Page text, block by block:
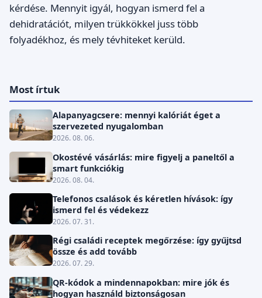
kérdése. Mennyit igyál, hogyan ismerd fel a
dehidratációt, milyen trükkökkel juss több
folyadékhoz, és mely tévhiteket kerüld.
Most írtuk
Alapanyagcsere: mennyi kalóriát éget a
szervezeted nyugalomban
2026. 08. 06.
Okostévé vásárlás: mire figyelj a paneltől a
smart funkciókig
2026. 08. 04.
Telefonos csalások és kéretlen hívások: így
ismerd fel és védekezz
2026. 07. 31.
Régi családi receptek megőrzése: így gyűjtsd
össze és add tovább
2026. 07. 29.
QR-kódok a mindennapokban: mire jók és
hogyan használd biztonságosan